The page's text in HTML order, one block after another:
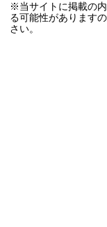
※当サイトに掲載の
る可能性があります
さい。